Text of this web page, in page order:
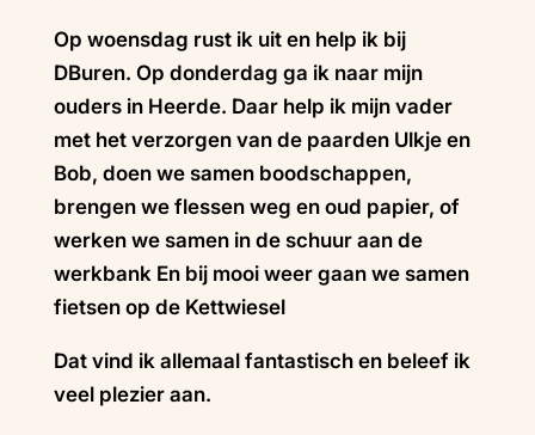
Op woensdag rust ik uit en help ik bij
DBuren. Op donderdag ga ik naar mijn
ouders in Heerde. Daar help ik mijn vader
met het verzorgen van de paarden Ulkje en
Bob, doen we samen boodschappen,
brengen we flessen weg en oud papier, of
werken we samen in de schuur aan de
werkbank En bij mooi weer gaan we samen
fietsen op de Kettwiesel
Dat vind ik allemaal fantastisch en beleef ik
veel plezier aan.